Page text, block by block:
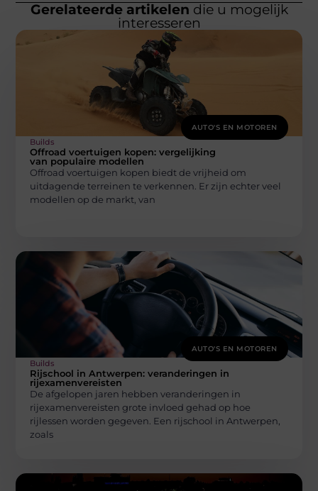
Gerelateerde artikelen die u mogelijk
interesseren
AUTO'S EN MOTOREN
Builds
Offroad voertuigen kopen: vergelijking
van populaire modellen
Offroad voertuigen kopen biedt de vrijheid om
uitdagende terreinen te verkennen. Er zijn echter veel
modellen op de markt, van
AUTO'S EN MOTOREN
Builds
Rijschool in Antwerpen: veranderingen in
rijexamenvereisten
De afgelopen jaren hebben veranderingen in
rijexamenvereisten grote invloed gehad op hoe
rijlessen worden gegeven. Een rijschool in Antwerpen,
zoals